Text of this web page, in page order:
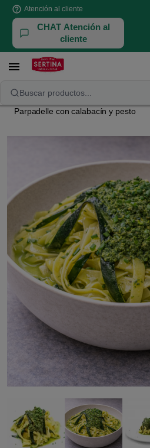
help_outline Atención al cliente
CHAT Atención al
cliente

Buscar productos...
PLATOS LISTOS PARA COMER
Parpadelle con calabacín y pesto